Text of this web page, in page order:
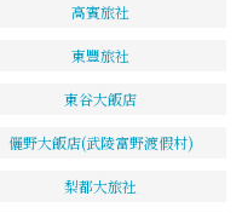
高賓旅社
東豐旅社
東谷大飯店
儷野大飯店(武陵富野渡假村)
梨都大旅社